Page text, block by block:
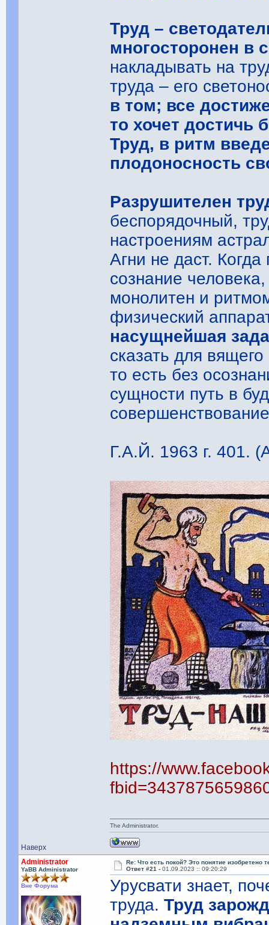
Труд –
многосторонен в
накладывать на
труда – его
в том; все
то хочет достичь
Труд, в ритм
плодоносность
Разрушителен
беспорядочный,
настроениям
Агни не даст.
сознание
монолитен и
физический
насущнейшая
сказать для
то есть без
сущности путь в
Г.А.Й. 1963 г. 401.
https://
Наверх
The Administrator.
Administrator
YaBB Administrator
Вне Форума
Re: Что есть покой? Это понятие изобретено
Ответ #21 -01.09.2023 :: 09:20:29
Урусвати знает,
труда.Труд